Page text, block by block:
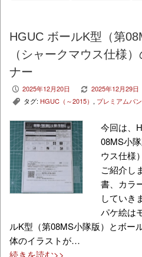
HGUC ボールK型（第
（シャークマウス仕様
ナー
P 2025年12月20日 V 2025年12月29日
, タグ: HGUC（～2015） , プレミアムバ
今回は、
08MS小
ウス仕様
ご紹介し
書、カラ
していき
パケ絵は
ルK型（第08MS小隊版）とボー
体のイラストが…
続きを読む>>